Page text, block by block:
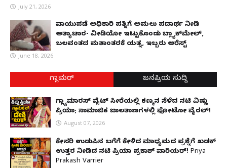
July 21, 2026
ವಾಯುಪಡೆ ಅಧಿಕಾರಿ ಪತ್ನಿಗೆ ಅಮಲು ಪದಾರ್ಥ ನೀಡಿ
ಅತ್ಯಾಚಾರ- ವೀಡಿಯೋ ಇಟ್ಟುಕೊಂಡು ಬ್ಲ್ಯಾಕ್‌ಮೇಲ್,
ಬಲವಂತದ ಮತಾಂತರಕ್ಕೆ ಯತ್ನ, ಇಬ್ಬರು ಅರೆಸ್ಟ್
June 18, 2026
ಗ್ಲಾಮರ್ ಜನಪ್ರಿಯ ಸುದ್ದಿ
ಗ್ಲ್ಯಾಮಾರಸ್ ವೈಟ್‌ ಸೀರೆಯಲ್ಲಿ ಕಣ್ಮನ ಸೆಳೆದ ನಟಿ ವಿಷ್ಣು
ಪ್ರಿಯಾ; ಸಾಮಾಜಿಕ ಜಾಲತಾಣಗಳಲ್ಲಿ ಫೋಟೋ ವೈರಲ್!
August 07, 2026
ಕೇಸರಿ ಉಡುಪಿನ ಬಗೆಗೆ ಕೇಳಿದ ಮಾಧ್ಯಮದ ಪ್ರಶ್ನೆಗೆ ಖಡಕ್
ಉತ್ತರ ನೀಡಿದ ನಟಿ ಪ್ರಿಯಾ ಪ್ರಕಾಶ್ ವಾರಿಯರ್! Priya
Prakash Varrier